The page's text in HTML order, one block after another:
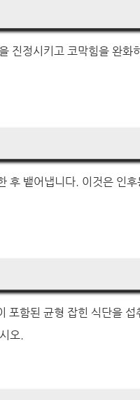
진정시키고 코막힘을 완화
후 뱉어냅니다. 이것은 인후
포함된 균형 잡힌 식단을 섭
오.